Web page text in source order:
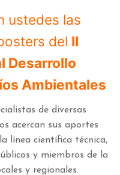
ustedes las
del II
Desarrollo
Ambientales
de diversas
acercan sus aportes
línea científica técnica,
y miembros de la
y regionales.